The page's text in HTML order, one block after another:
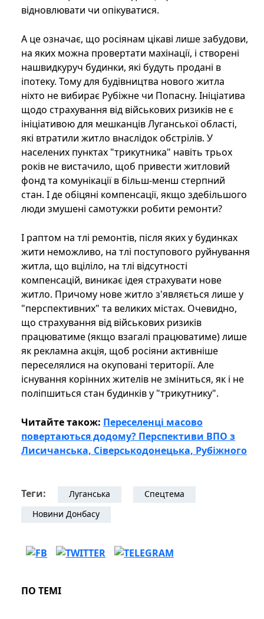
відновлювати чи опікуватися.
А це означає, що росіянам цікаві лише забудови,
на яких можна провертати махінації, і створені
нашвидкуруч будинки, які будуть продані в
іпотеку. Тому для будівництва нового житла
ніхто не вибирає Рубіжне чи Попасну. Ініціатива
щодо страхування від військових ризиків не є
ініціативою для мешканців Луганської області,
які втратили житло внаслідок обстрілів. У
населених пунктах "трикутника" навіть трьох
років не вистачило, щоб привести житловий
фонд та комунікації в більш-менш стерпний
стан. І де обіцяні компенсації, якщо здебільшого
люди змушені самотужки робити ремонти?
І раптом на тлі ремонтів, після яких у будинках
жити неможливо, на тлі поступового руйнування
житла, що вціліло, на тлі відсутності
компенсацій, виникає ідея страхувати нове
житло. Причому нове житло з'являється лише у
"перспективних" та великих містах. Очевидно,
що страхування від військових ризиків
працюватиме (якщо взагалі працюватиме) лише
як рекламна акція, щоб росіяни активніше
переселялися на окуповані території. Але
існування корінних жителів не зміниться, як і не
поліпшиться стан будинків у "трикутнику".
Читайте також: Переселенці масово
повертаються додому? Перспективи ВПО з
Лисичанська, Сіверськодонецька, Рубіжного
Теги: Луганська
Спецтема
Новини Донбасу
ПО ТЕМІ